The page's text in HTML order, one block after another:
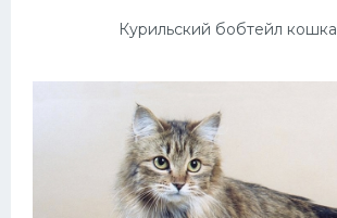
Курильский бобтейл кошка